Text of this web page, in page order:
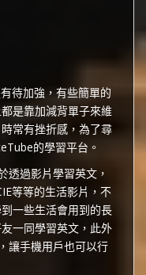
待加強，有些簡單的
是靠加減背單子來維
常有挫折感，為了尋
的學習平台。
透過影片學習英文，
等等的生活影片，不
一些生活會用到的長
一同學習英文，此外
讓手機用戶也可以行